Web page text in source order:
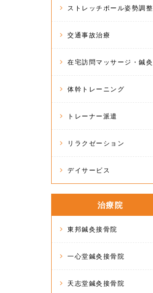
ストレッチポール姿勢調整
交通事故治療
在宅訪問マッサージ・鍼灸
体幹トレーニング
トレーナー派遣
リラクゼーション
デイサービス
治療院
東邦鍼灸接骨院
一心堂鍼灸接骨院
天志堂鍼灸接骨院